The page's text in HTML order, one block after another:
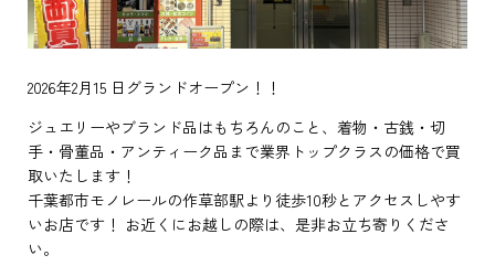
2026年2月15 日グランドオープン！！
ジュエリーやブランド品はもちろんのこと、着物・古銭・切
手・骨董品・アンティーク品まで業界トップクラスの価格で買
取いたします！
千葉都市モノレールの作草部駅より徒歩10秒とアクセスしやす
いお店です！ お近くにお越しの際は、是非お立ち寄りくださ
い。